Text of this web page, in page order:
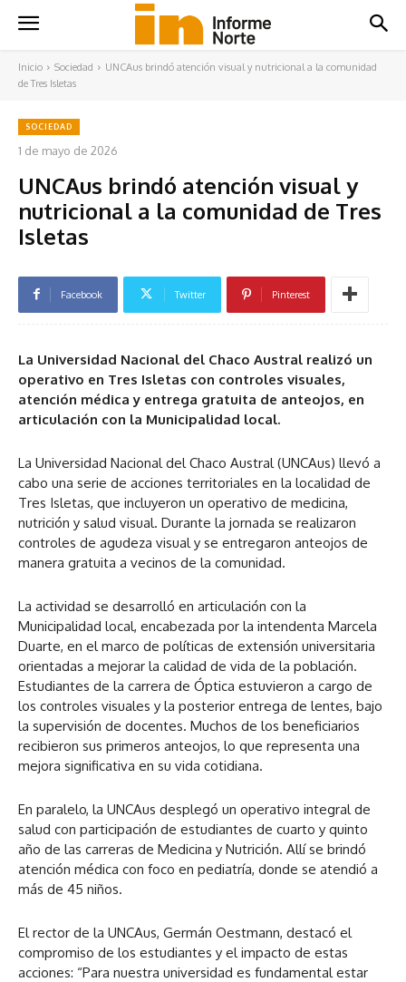
Inicio Sociedad
UNCAus brindó atención visual y nutricional a la comunidad
de Tres Isletas
SOCIEDAD
1 de mayo de 2026
UNCAus brindó atención visual y
nutricional a la comunidad de Tres
Isletas
Facebook Twitter Pinterest
La Universidad Nacional del Chaco Austral realizó un
operativo en Tres Isletas con controles visuales,
atención médica y entrega gratuita de anteojos, en
articulación con la Municipalidad local.
La Universidad Nacional del Chaco Austral (UNCAus) llevó a
cabo una serie de acciones territoriales en la localidad de
Tres Isletas, que incluyeron un operativo de medicina,
nutrición y salud visual. Durante la jornada se realizaron
controles de agudeza visual y se entregaron anteojos de
manera gratuita a vecinos de la comunidad.
La actividad se desarrolló en articulación con la
Municipalidad local, encabezada por la intendenta Marcela
Duarte, en el marco de políticas de extensión universitaria
orientadas a mejorar la calidad de vida de la población.
Estudiantes de la carrera de Óptica estuvieron a cargo de
los controles visuales y la posterior entrega de lentes, bajo
la supervisión de docentes. Muchos de los beneficiarios
recibieron sus primeros anteojos, lo que representa una
mejora significativa en su vida cotidiana.
En paralelo, la UNCAus desplegó un operativo integral de
salud con participación de estudiantes de cuarto y quinto
año de las carreras de Medicina y Nutrición. Allí se brindó
atención médica con foco en pediatría, donde se atendió a
más de 45 niños.
El rector de la UNCAus, Germán Oestmann, destacó el
compromiso de los estudiantes y el impacto de estas
acciones: “Para nuestra universidad es fundamental estar